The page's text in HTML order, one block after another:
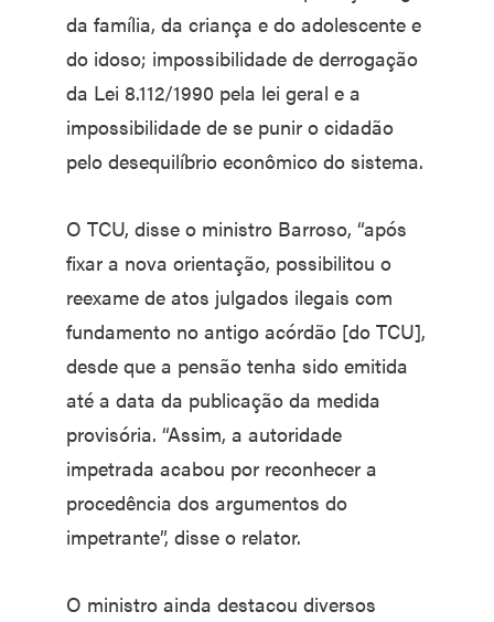
da família, da criança e do adolescente e
do idoso; impossibilidade de derrogação
da Lei 8.112/1990 pela lei geral e a
impossibilidade de se punir o cidadão
pelo desequilíbrio econômico do sistema.
O TCU, disse o ministro Barroso, “após
fixar a nova orientação, possibilitou o
reexame de atos julgados ilegais com
fundamento no antigo acórdão [do TCU],
desde que a pensão tenha sido emitida
até a data da publicação da medida
provisória. “Assim, a autoridade
impetrada acabou por reconhecer a
procedência dos argumentos do
impetrante”, disse o relator.
O ministro ainda destacou diversos